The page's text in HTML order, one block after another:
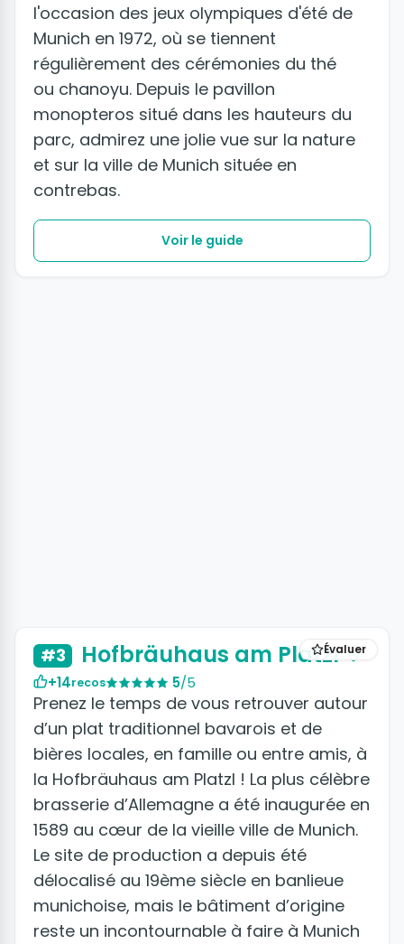
l'occasion des jeux olympiques d'été de
Munich en 1972, où se tiennent
régulièrement des cérémonies du thé
ou chanoyu. Depuis le pavillon
monopteros situé dans les hauteurs du
parc, admirez une jolie vue sur la nature
et sur la ville de Munich située en
contrebas.
Voir le guide
Évaluer
#3 Hofbräuhaus am Platzl
+14recos 5/5
Prenez le temps de vous retrouver autour
d’un plat traditionnel bavarois et de
bières locales, en famille ou entre amis, à
la Hofbräuhaus am Platzl ! La plus célèbre
brasserie d’Allemagne a été inaugurée en
1589 au cœur de la vieille ville de Munich.
Le site de production a depuis été
délocalisé au 19ème siècle en banlieue
munichoise, mais le bâtiment d’origine
reste un incontournable à faire à Munich